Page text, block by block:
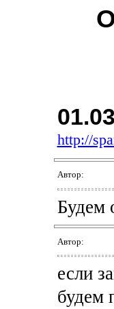
http://
Автор:
Будем
Автор:
если
будем